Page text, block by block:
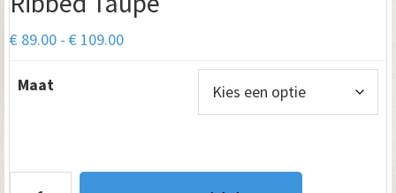
€ 89.00 - € 109.00Prijsklasse:
Maat